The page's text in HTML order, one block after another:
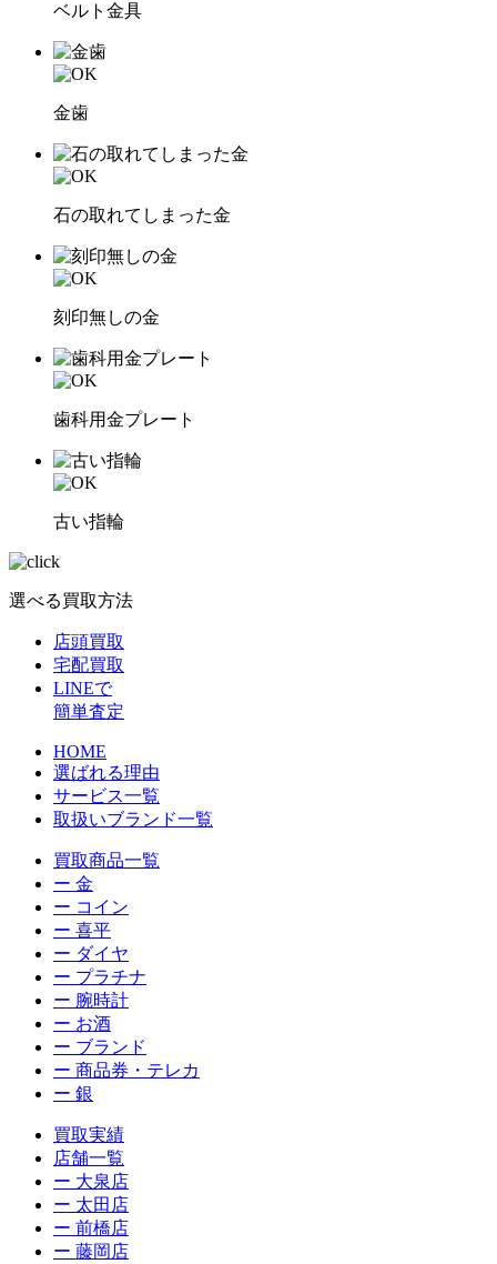
ベルト金具
金歯
石の取れてしまった金
刻印無しの金
歯科用金プレート
古い指輪
選べる買取方法
店頭買取
宅配買取
LINEで
簡単査定
HOME
選ばれる理由
サービス一覧
取扱いブランド一覧
買取商品一覧
ー 金
ー コイン
ー 喜平
ー ダイヤ
ー プラチナ
ー 腕時計
ー お酒
ー ブランド
ー 商品券・テレカ
ー 銀
買取実績
店舗一覧
ー 大泉店
ー 太田店
ー 前橋店
ー 藤岡店